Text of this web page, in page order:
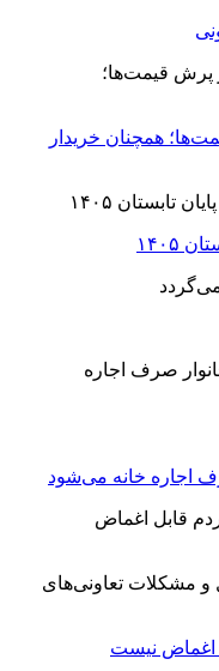
همچنان خریدار
مشکلات تعاونی‌های
اغماض نیست